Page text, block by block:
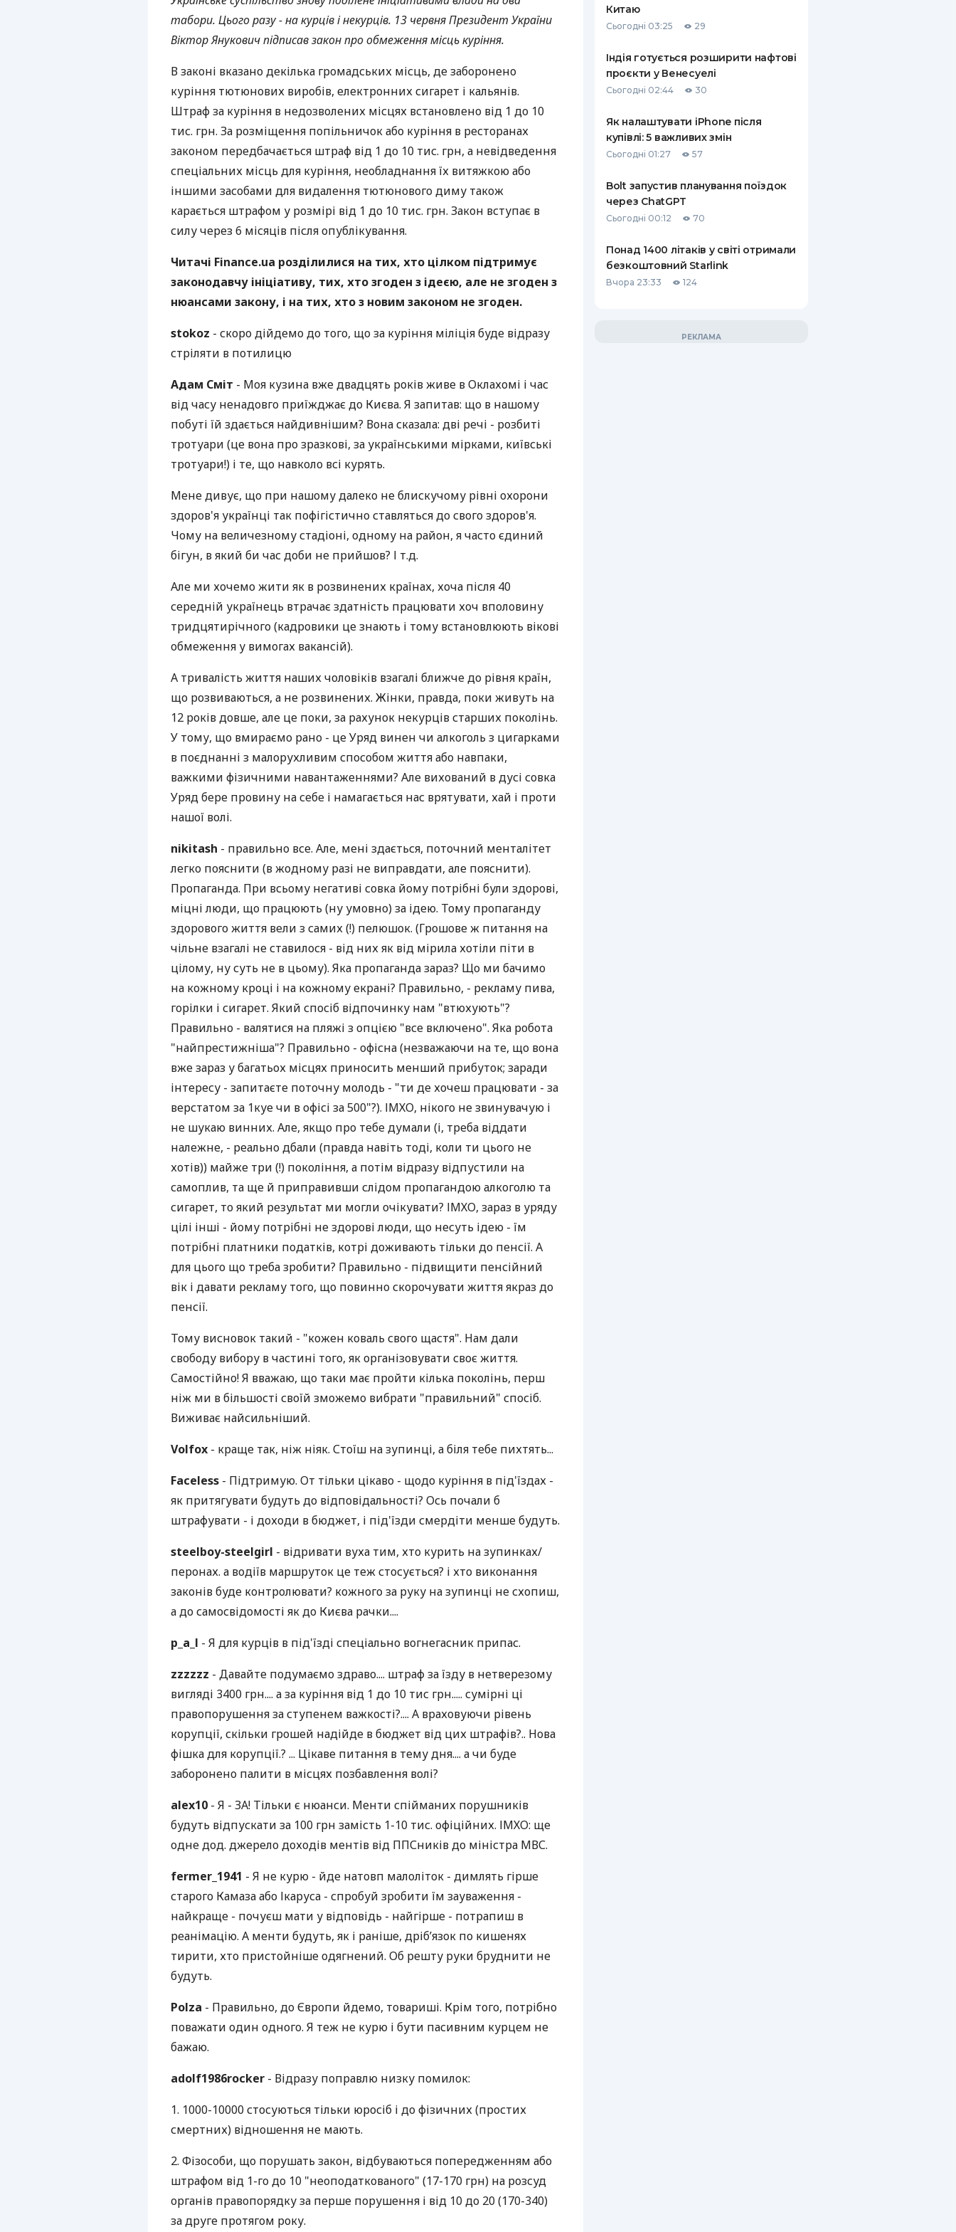
РЕЙТИНГ ДЕБЕТОВИХ
КАРТОК
КЕШБЕКУ
ПУТІВНИКИ ПО
ПУТІВНИКИ ПО
ВСІ СТРАХОВІ ПОЛІСИ
СТРАХОВІ КОМПАНІЇ
ВІДГУКИ ПРО СТРАХОВІ
КОМПАНІЇ
КОНТАКТИ
табори. Цього разу - на курців і некурців. 13 червня Президент України
Віктор Янукович підписав закон про обмеження місць куріння.
В законі вказано декілька громадських місць, де заборонено
куріння тютюнових виробів, електронних сигарет і кальянів.
Штраф за куріння в недозволених місцях встановлено від 1 до 10
тис. грн. За розміщення попільничок або куріння в ресторанах
законом передбачається штраф від 1 до 10 тис. грн, а невідведення
спеціальних місць для куріння, необладнання їх витяжкою або
іншими засобами для видалення тютюнового диму також
карається штрафом у розмірі від 1 до 10 тис. грн. Закон вступає в
силу через 6 місяців після опублікування.
Читачі Finance.ua розділилися на тих, хто цілком підтримує
законодавчу ініціативу, тих, хто згоден з ідеєю, але не згоден з
нюансами закону, і на тих, хто з новим законом не згоден.
stokoz - скоро дійдемо до того, що за куріння міліція буде відразу
стріляти в потилицю
Адам Сміт - Моя кузина вже двадцять років живе в Оклахомі і час
від часу ненадовго приїжджає до Києва. Я запитав: що в нашому
побуті їй здається найдивнішим? Вона сказала: дві речі - розбиті
тротуари (це вона про зразкові, за українськими мірками, київські
тротуари!) і те, що навколо всі курять.
Мене дивує, що при нашому далеко не блискучому рівні охорони
здоров'я українці так пофігістично ставляться до свого здоров'я.
Чому на величезному стадіоні, одному на район, я часто єдиний
бігун, в який би час доби не прийшов? І т.д.
Але ми хочемо жити як в розвинених країнах, хоча після 40
середній українець втрачає здатність працювати хоч вполовину
тридцятирічного (кадровики це знають і тому встановлюють вікові
обмеження у вимогах вакансій).
А тривалість життя наших чоловіків взагалі ближче до рівня країн,
що розвиваються, а не розвинених. Жінки, правда, поки живуть на
12 років довше, але це поки, за рахунок некурців старших поколінь.
У тому, що вмираємо рано - це Уряд винен чи алкоголь з цигарками
в поєднанні з малорухливим способом життя або навпаки,
важкими фізичними навантаженнями? Але вихований в дусі совка
Уряд бере провину на себе і намагається нас врятувати, хай і проти
нашої волі.
nikitash - правильно все. Але, мені здається, поточний менталітет
легко пояснити (в жодному разі не виправдати, але пояснити).
Пропаганда. При всьому негативі совка йому потрібні були здорові,
міцні люди, що працюють (ну умовно) за ідею. Тому пропаганду
здорового життя вели з самих (!) пелюшок. (Грошове ж питання на
чільне взагалі не ставилося - від них як від мірила хотіли піти в
цілому, ну суть не в цьому). Яка пропаганда зараз? Що ми бачимо
на кожному кроці і на кожному екрані? Правильно, - рекламу пива,
горілки і сигарет. Який спосіб відпочинку нам "втюхують"?
Правильно - валятися на пляжі з опцією "все включено". Яка робота
"найпрестижніша"? Правильно - офісна (незважаючи на те, що вона
вже зараз у багатьох місцях приносить менший прибуток; заради
інтересу - запитаєте поточну молодь - "ти де хочеш працювати - за
верстатом за 1куе чи в офісі за 500"?). ІМХО, нікого не звинувачую і
не шукаю винних. Але, якщо про тебе думали (і, треба віддати
належне, - реально дбали (правда навіть тоді, коли ти цього не
хотів)) майже три (!) покоління, а потім відразу відпустили на
самоплив, та ще й приправивши слідом пропагандою алкоголю та
сигарет, то який результат ми могли очікувати? ІМХО, зараз в уряду
цілі інші - йому потрібні не здорові люди, що несуть ідею - їм
потрібні платники податків, котрі доживають тільки до пенсії. А
для цього що треба зробити? Правильно - підвищити пенсійний
вік і давати рекламу того, що повинно скорочувати життя якраз до
пенсії.
Тому висновок такий - "кожен коваль свого щастя". Нам дали
свободу вибору в частині того, як організовувати своє життя.
Самостійно! Я вважаю, що таки має пройти кілька поколінь, перш
ніж ми в більшості своїй зможемо вибрати "правильний" спосіб.
Виживає найсильніший.
Volfox - краще так, ніж ніяк. Стоїш на зупинці, а біля тебе пихтять...
Faceless - Підтримую. От тільки цікаво - щодо куріння в під'їздах -
як притягувати будуть до відповідальності? Ось почали б
штрафувати - і доходи в бюджет, і під'їзди смердіти менше будуть.
steelboy-steelgirl - відривати вуха тим, хто курить на зупинках/
перонах. а водіїв маршруток це теж стосується? і хто виконання
законів буде контролювати? кожного за руку на зупинці не схопиш,
а до самосвідомості як до Києва рачки....
p_a_l - Я для курців в під'їзді спеціально вогнегасник припас.
zzzzzz - Давайте подумаємо здраво.... штраф за їзду в нетверезому
вигляді 3400 грн.... а за куріння від 1 до 10 тис грн..... сумірні ці
правопорушення за ступенем важкості?.... А враховуючи рівень
корупції, скільки грошей надійде в бюджет від цих штрафів?.. Нова
фішка для корупції.? ... Цікаве питання в тему дня.... а чи буде
заборонено палити в місцях позбавлення волі?
alex10 - Я - ЗА! Тільки є нюанси. Менти спійманих порушників
будуть відпускати за 100 грн замість 1-10 тис. офіційних. ІМХО: ще
одне дод. джерело доходів ментів від ППСників до міністра МВС.
fermer_1941 - Я не курю - йде натовп малоліток - димлять гірше
старого Камаза або Ікаруса - спробуй зробити їм зауваження -
найкраще - почуєш мати у відповідь - найгірше - потрапиш в
реанімацію. А менти будуть, як і раніше, дріб’язок по кишенях
тирити, хто пристойніше одягнений. Об решту руки бруднити не
будуть.
Polza - Правильно, до Європи йдемо, товариші. Крім того, потрібно
поважати один одного. Я теж не курю і бути пасивним курцем не
бажаю.
adolf1986rocker - Відразу поправлю низку помилок:
1. 1000-10000 стосуються тільки юросіб і до фізичних (простих
смертних) відношення не мають.
2. Фізособи, що порушать закон, відбуваються попередженням або
штрафом від 1-го до 10 "неоподаткованого" (17-170 грн) на розсуд
органів правопорядку за перше порушення і від 10 до 20 (170-340)
за друге протягом року.
Китаю
Сьогодні 03:25 29
Індія готується розширити нафтові
проєкти у Венесуелі
Сьогодні 02:44 30
Як налаштувати iPhone після
купівлі: 5 важливих змін
Сьогодні 01:27 57
Bolt запустив планування поїздок
через ChatGPT
Сьогодні 00:12 70
Понад 1400 літаків у світі отримали
безкоштовний Starlink
Вчора 23:33 124